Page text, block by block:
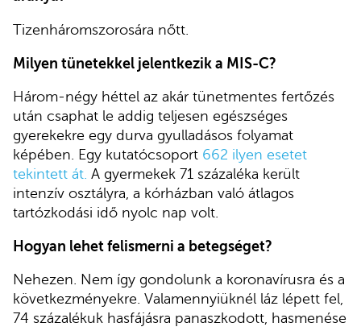
Tizenháromszorosára nőtt.
Milyen tünetekkel jelentkezik a MIS-C?
Három-négy héttel az akár tünetmentes fertőzés
után csaphat le addig teljesen egészséges
gyerekekre egy durva gyulladásos folyamat
képében. Egy kutatócsoport 662 ilyen esetet
tekintett át. A gyermekek 71 százaléka került
intenzív osztályra, a kórházban való átlagos
tartózkodási idő nyolc nap volt.
Hogyan lehet felismerni a betegséget?
Nehezen. Nem így gondolunk a koronavírusra és a
következményekre. Valamennyiüknél láz lépett fel,
74 százalékuk hasfájásra panaszkodott, hasmenése